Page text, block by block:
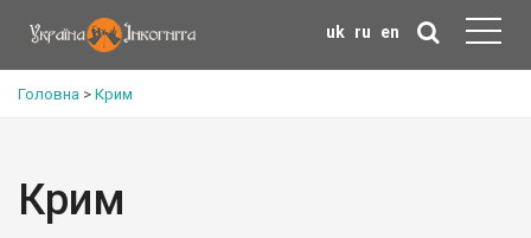
uk ru en
Головна > Крим
Крим